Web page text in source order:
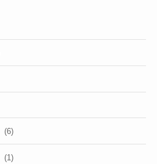
(6)
(1)